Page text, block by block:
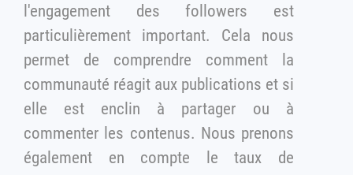
l'engagement des followers est
particulièrement important. Cela nous
permet de comprendre comment la
communauté réagit aux publications et si
elle est enclin à partager ou à
commenter les contenus. Nous prenons
également en compte le taux de